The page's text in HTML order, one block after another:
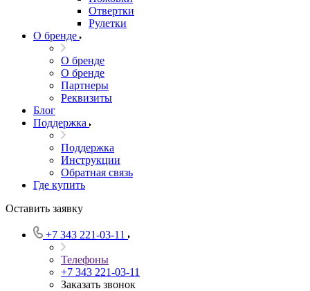
Отвертки
Рулетки
О бренде
О бренде
О бренде
Партнеры
Реквизиты
Блог
Поддержка
Поддержка
Инструкции
Обратная связь
Где купить
Оставить заявку
+7 343 221-03-11
Телефоны
+7 343 221-03-11
Заказать звонок